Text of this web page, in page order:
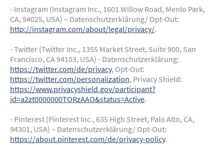
- Instagram (Instagram Inc., 1601 Willow Road, Menlo Park,
CA, 94025, USA) – Datenschutzerklärung/ Opt-Out:
http://instagram.com/about/legal/privacy/.
- Twitter (Twitter Inc., 1355 Market Street, Suite 900, San
Francisco, CA 94103, USA) - Datenschutzerklärung:
https://twitter.com/de/privacy, Opt-Out:
https://twitter.com/personalization, Privacy Shield:
https://www.privacyshield.gov/participant?
id=a2zt0000000TORzAAO&status=Active.
- Pinterest (Pinterest Inc., 635 High Street, Palo Alto, CA,
94301, USA) – Datenschutzerklärung/ Opt-Out:
https://about.pinterest.com/de/privacy-policy.